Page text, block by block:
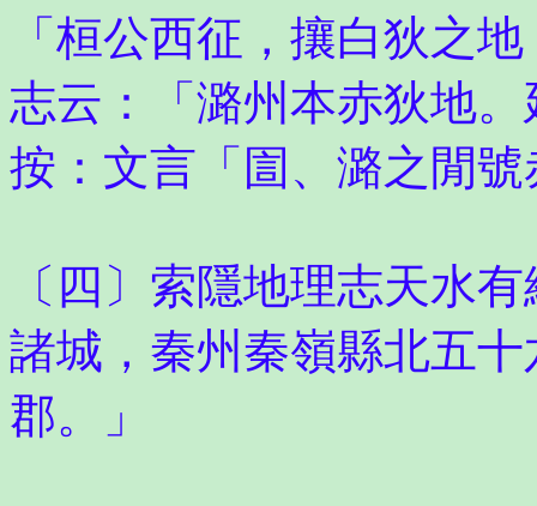
「桓公西征，攘白狄之
志云：「潞州本赤狄地
按：文言「圁、潞之閒
〔四〕索隱地理志天水
諸城，秦州秦嶺縣北五
郡。」